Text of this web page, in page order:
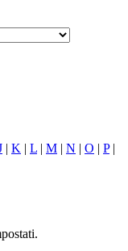
| K | L | M | N | O | P|